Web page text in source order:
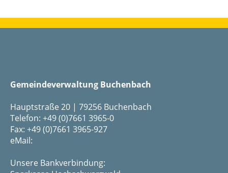
Gemeindeverwaltung Buchenbach
Hauptstraße 20 | 79256 Buchenbach
Telefon: +49 (0)7661 3965-0
Fax: +49 (0)7661 3965-927
eMail:
Unsere Bankverbindung: